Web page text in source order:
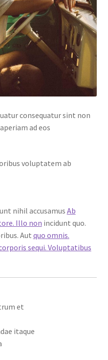
consequatur sint non
ad eos
voluptatem ab
nihil accusamus Ab
Illo non incidunt quo.
Aut quo omnis.
sequi. Voluptatibus
et
itaque